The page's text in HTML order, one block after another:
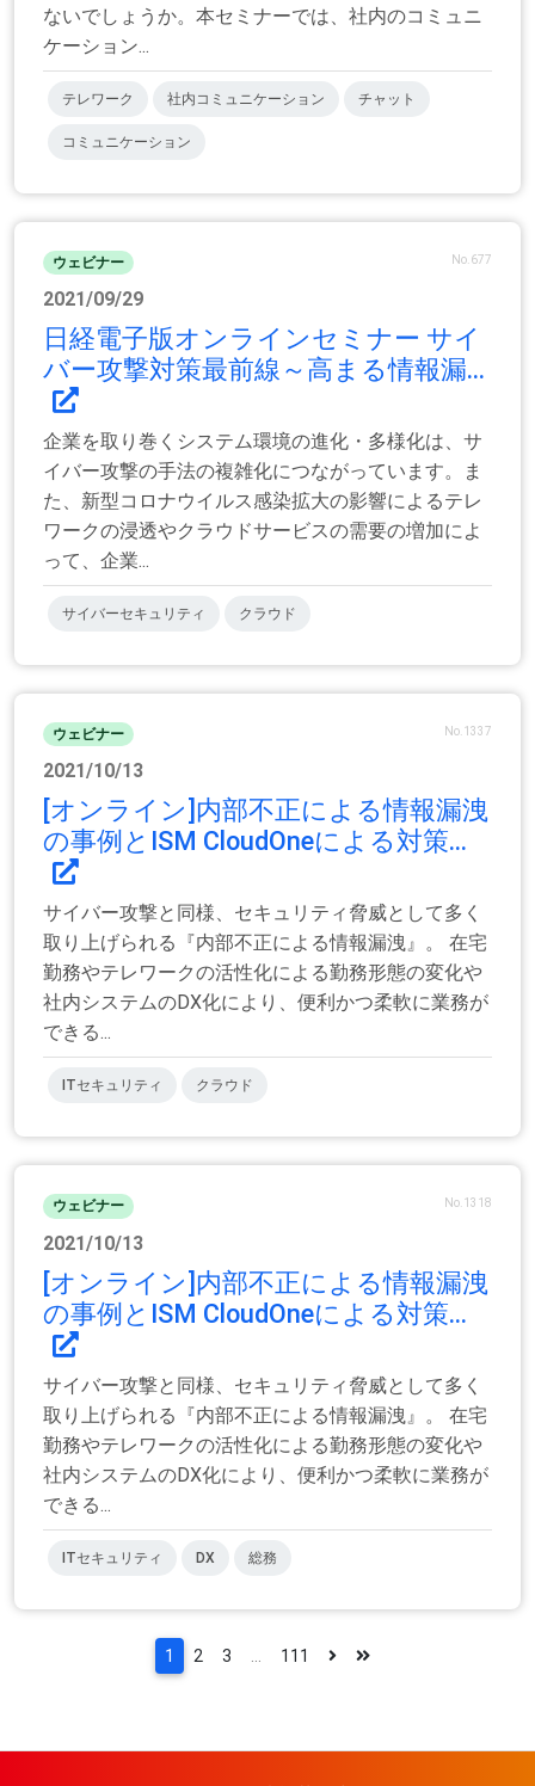
ないでしょうか。本セミナーでは、社内のコミュニ
ケーション...
テレワーク 社内コミュニケーション チャット
コミュニケーション
ウェビナー No.677
2021/09/29
日経電子版オンラインセミナー サイ
バー攻撃対策最前線～高まる情報漏...
企業を取り巻くシステム環境の進化・多様化は、サ
イバー攻撃の手法の複雑化につながっています。ま
た、新型コロナウイルス感染拡大の影響によるテレ
ワークの浸透やクラウドサービスの需要の増加によ
って、企業...
サイバーセキュリティ クラウド
ウェビナー No.1337
2021/10/13
[オンライン]内部不正による情報漏洩
の事例とISM CloudOneによる対策...
サイバー攻撃と同様、セキュリティ脅威として多く
取り上げられる『内部不正による情報漏洩』。 在宅
勤務やテレワークの活性化による勤務形態の変化や
社内システムのDX化により、便利かつ柔軟に業務が
できる...
ITセキュリティ クラウド
ウェビナー No.1318
2021/10/13
[オンライン]内部不正による情報漏洩
の事例とISM CloudOneによる対策...
サイバー攻撃と同様、セキュリティ脅威として多く
取り上げられる『内部不正による情報漏洩』。 在宅
勤務やテレワークの活性化による勤務形態の変化や
社内システムのDX化により、便利かつ柔軟に業務が
できる...
ITセキュリティ DX 総務
1 2 3 111